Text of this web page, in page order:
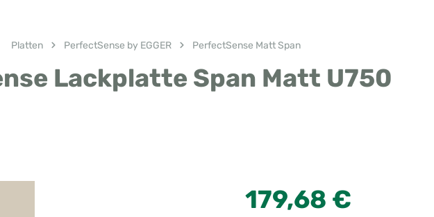
Platten PerfectSense by EGGER PerfectSense Matt Span
Lackplatte Span Matt U750
Regulärer Preis:
179,68 €